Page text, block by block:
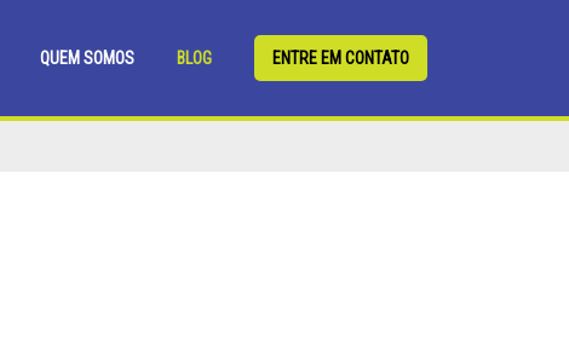
QUEM SOMOS BLOG ENTRE EM CONTATO